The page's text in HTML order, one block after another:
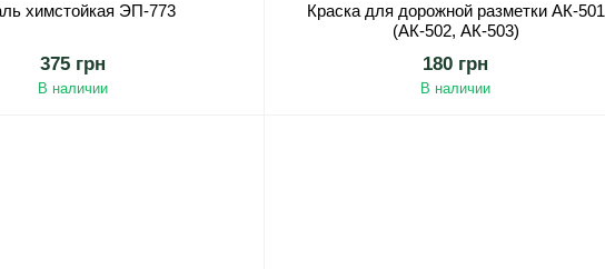
химстойкая ЭП-773
375 грн
В наличии
Краска для дорожной разметки АК-501
(АК-502, АК-503)
180 грн
В наличии